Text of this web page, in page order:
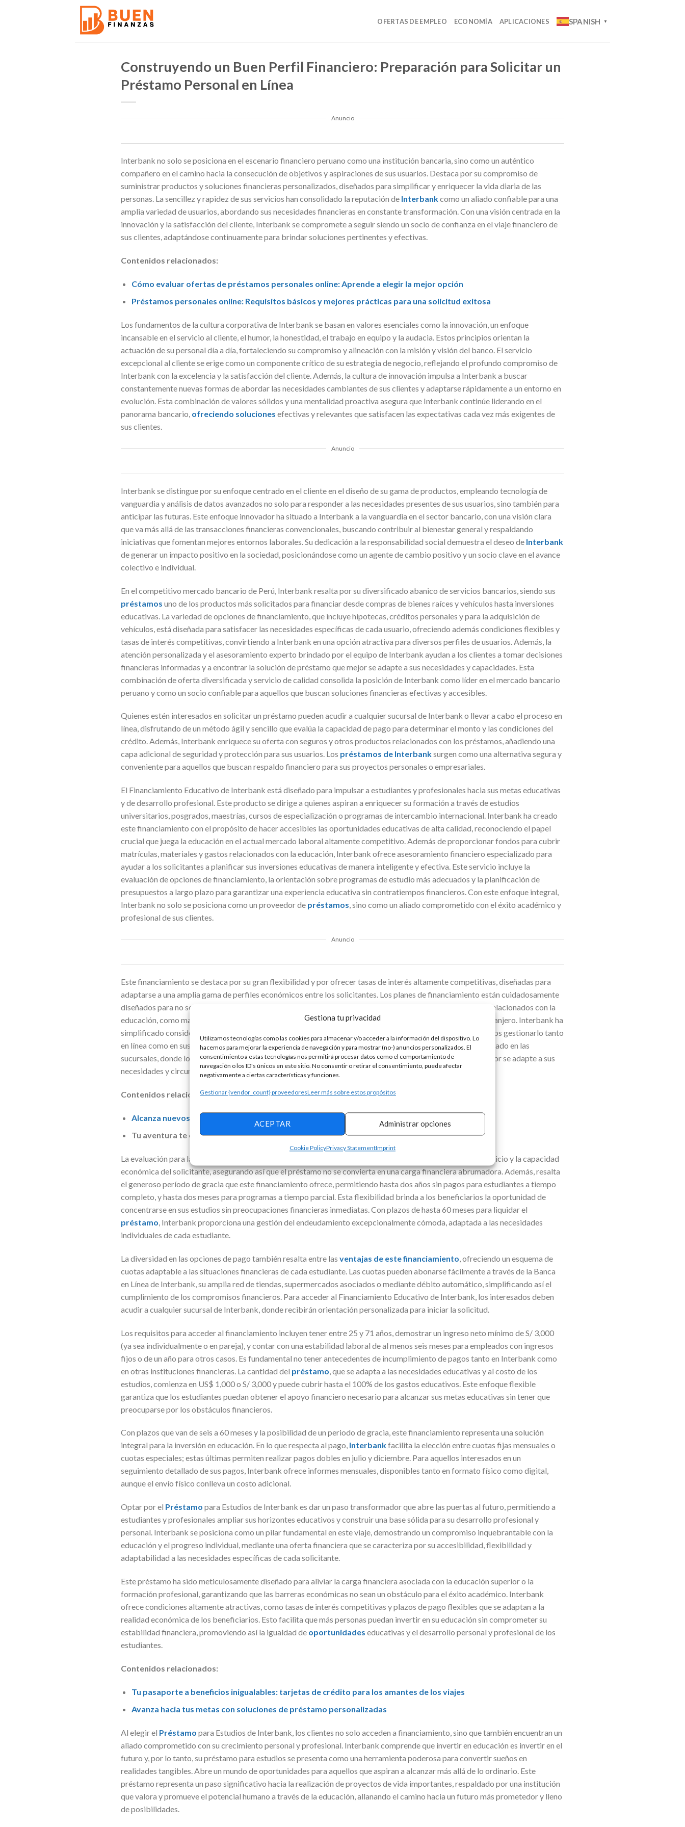
Gestiona tu privacidad
Utilizamos tecnologías como las cookies para almacenar y/o acceder a la información del dispositivo. Lo
hacemos para mejorar la experiencia de navegación y para mostrar (no-) anuncios personalizados. El
consentimiento a estas tecnologías nos permitirá procesar datos como el comportamiento de
navegación o los ID's únicos en este sitio. No consentir o retirar el consentimiento, puede afectar
negativamente a ciertas características y funciones.
Gestionar {vendor_count} proveedoresLeer más sobre estos propósitos
ACEPTAR Administrar opciones
Cookie PolicyPrivacy StatementImprint
OFERTAS DE EMPLEO ECONOMÍA APLICACIONES SPANISH ▼
Construyendo un Buen Perfil Financiero: Preparación para Solicitar un
Préstamo Personal en Línea
Anuncio
Interbank no solo se posiciona en el escenario financiero peruano como una institución bancaria, sino como un auténtico
compañero en el camino hacia la consecución de objetivos y aspiraciones de sus usuarios. Destaca por su compromiso de
suministrar productos y soluciones financieras personalizados, diseñados para simplificar y enriquecer la vida diaria de las
personas. La sencillez y rapidez de sus servicios han consolidado la reputación de Interbankcomo un aliado confiable para una
amplia variedad de usuarios, abordando sus necesidades financieras en constante transformación. Con una visión centrada en la
innovación y la satisfacción del cliente, Interbank se compromete a seguir siendo un socio de confianza en el viaje financiero de
sus clientes, adaptándose continuamente para brindar soluciones pertinentes y efectivas.
Contenidos relacionados:
Cómo evaluar ofertas de préstamos personales online: Aprende a elegir la mejor opción
Préstamos personales online: Requisitos básicos y mejores prácticas para una solicitud exitosa
Los fundamentos de la cultura corporativa de Interbank se basan en valores esenciales como la innovación, un enfoque
incansable en el servicio al cliente, el humor, la honestidad, el trabajo en equipo y la audacia. Estos principios orientan la
actuación de su personal día a día, fortaleciendo su compromiso y alineación con la misión y visión del banco. El servicio
excepcional al cliente se erige como un componente crítico de su estrategia de negocio, reflejando el profundo compromiso de
Interbank con la excelencia y la satisfacción del cliente. Además, la cultura de innovación impulsa a Interbank a buscar
constantemente nuevas formas de abordar las necesidades cambiantes de sus clientes y adaptarse rápidamente a un entorno en
evolución. Esta combinación de valores sólidos y una mentalidad proactiva asegura que Interbank continúe liderando en el
panorama bancario, ofreciendo soluciones efectivas y relevantes que satisfacen las expectativas cada vez más exigentes de
sus clientes.
Anuncio
Interbank se distingue por su enfoque centrado en el cliente en el diseño de su gama de productos, empleando tecnología de
vanguardia y análisis de datos avanzados no solo para responder a las necesidades presentes de sus usuarios, sino también para
anticipar las futuras. Este enfoque innovador ha situado a Interbank a la vanguardia en el sector bancario, con una visión clara
que va más allá de las transacciones financieras convencionales, buscando contribuir al bienestar general y respaldando
iniciativas que fomentan mejores entornos laborales. Su dedicación a la responsabilidad social demuestra el deseo de Interbank
de generar un impacto positivo en la sociedad, posicionándose como un agente de cambio positivo y un socio clave en el avance
colectivo e individual.
En el competitivo mercado bancario de Perú, Interbank resalta por su diversificado abanico de servicios bancarios, siendo sus
préstamos uno de los productos más solicitados para financiar desde compras de bienes raíces y vehículos hasta inversiones
educativas. La variedad de opciones de financiamiento, que incluye hipotecas, créditos personales y para la adquisición de
vehículos, está diseñada para satisfacer las necesidades específicas de cada usuario, ofreciendo además condiciones flexibles y
tasas de interés competitivas, convirtiendo a Interbank en una opción atractiva para diversos perfiles de usuarios. Además, la
atención personalizada y el asesoramiento experto brindado por el equipo de Interbank ayudan a los clientes a tomar decisiones
financieras informadas y a encontrar la solución de préstamo que mejor se adapte a sus necesidades y capacidades. Esta
combinación de oferta diversificada y servicio de calidad consolida la posición de Interbank como líder en el mercado bancario
peruano y como un socio confiable para aquellos que buscan soluciones financieras efectivas y accesibles.
Quienes estén interesados en solicitar un préstamo pueden acudir a cualquier sucursal de Interbank o llevar a cabo el proceso en
línea, disfrutando de un método ágil y sencillo que evalúa la capacidad de pago para determinar el monto y las condiciones del
crédito. Además, Interbank enriquece su oferta con seguros y otros productos relacionados con los préstamos, añadiendo una
capa adicional de seguridad y protección para sus usuarios. Los préstamos de Interbanksurgen como una alternativa segura y
conveniente para aquellos que buscan respaldo financiero para sus proyectos personales o empresariales.
El Financiamiento Educativo de Interbank está diseñado para impulsar a estudiantes y profesionales hacia sus metas educativas
y de desarrollo profesional. Este producto se dirige a quienes aspiran a enriquecer su formación a través de estudios
universitarios, posgrados, maestrías, cursos de especialización o programas de intercambio internacional. Interbank ha creado
este financiamiento con el propósito de hacer accesibles las oportunidades educativas de alta calidad, reconociendo el papel
crucial que juega la educación en el actual mercado laboral altamente competitivo. Además de proporcionar fondos para cubrir
matrículas, materiales y gastos relacionados con la educación, Interbank ofrece asesoramiento financiero especializado para
ayudar a los solicitantes a planificar sus inversiones educativas de manera inteligente y efectiva. Este servicio incluye la
evaluación de opciones de financiamiento, la orientación sobre programas de estudio más adecuados y la planificación de
presupuestos a largo plazo para garantizar una experiencia educativa sin contratiempos financieros. Con este enfoque integral,
Interbank no solo se posiciona como un proveedor de préstamos, sino como un aliado comprometido con el éxito académico y
profesional de sus clientes.
Anuncio
Este financiamiento se destaca por su gran flexibilidad y por ofrecer tasas de interés altamente competitivas, diseñadas para
adaptarse a una amplia gama de perfiles económicos entre los solicitantes. Los planes de financiamiento están cuidadosamente
diseñados para no solo cubrir los costos de matrícula y enseñanza, sino también para abarcar otros gastos relacionados con la
educación, como materiales, alojamiento y manutención, especialmente para aquellos que estudian en el extranjero. Interbank ha
simplificado considerablemente el proceso de solicitud de este
, permitiendo a los interesados gestionarlo tanto
en línea como en sus sucursales físicas. Además, se ofrece un servicio de asesoramiento altamente personalizado en las
sucursales, donde los solicitantes pueden recibir orientación experta para elegir la opción financiera que mejor se adapte a sus
necesidades y circunstancias específicas.
Contenidos relacionados:
Alcanza nuevos horizontes con préstamos personales hechos para avanzar
Tu aventura te espera: tarjetas de crédito con beneficios para explorar el mundo
La evaluación para la concesión del financiamiento se basa en diversos factores, incluyendo el historial crediticio y la capacidad
económica del solicitante, asegurando así que el préstamo no se convierta en una carga financiera abrumadora. Además, resalta
el generoso período de gracia que este financiamiento ofrece, permitiendo hasta dos años sin pagos para estudiantes a tiempo
completo, y hasta dos meses para programas a tiempo parcial. Esta flexibilidad brinda a los beneficiarios la oportunidad de
concentrarse en sus estudios sin preocupaciones financieras inmediatas. Con plazos de hasta 60 meses para liquidar el
préstamo, Interbank proporciona una gestión del endeudamiento excepcionalmente cómoda, adaptada a las necesidades
individuales de cada estudiante.
La diversidad en las opciones de pago también resalta entre las ventajas de este financiamiento , ofreciendo un esquema de
cuotas adaptable a las situaciones financieras de cada estudiante. Las cuotas pueden abonarse fácilmente a través de la Banca
en Línea de Interbank, su amplia red de tiendas, supermercados asociados o mediante débito automático, simplificando así el
cumplimiento de los compromisos financieros. Para acceder al Financiamiento Educativo de Interbank, los interesados deben
acudir a cualquier sucursal de Interbank, donde recibirán orientación personalizada para iniciar la solicitud.
Los requisitos para acceder al financiamiento incluyen tener entre 25 y 71 años, demostrar un ingreso neto mínimo de S/ 3,000
(ya sea individualmente o en pareja), y contar con una estabilidad laboral de al menos seis meses para empleados con ingresos
fijos o de un año para otros casos. Es fundamental no tener antecedentes de incumplimiento de pagos tanto en Interbank como
en otras instituciones financieras. La cantidad del préstamo , que se adapta a las necesidades educativas y al costo de los
estudios, comienza en US$ 1,000 o S/ 3,000 y puede cubrir hasta el 100% de los gastos educativos. Este enfoque flexible
garantiza que los estudiantes puedan obtener el apoyo financiero necesario para alcanzar sus metas educativas sin tener que
preocuparse por los obstáculos financieros.
Con plazos que van de seis a 60 meses y la posibilidad de un periodo de gracia, este financiamiento representa una solución
integral para la inversión en educación. En lo que respecta al pago, Interbankfacilita la elección entre cuotas fijas mensuales o
cuotas especiales; estas últimas permiten realizar pagos dobles en julio y diciembre. Para aquellos interesados en un
seguimiento detallado de sus pagos, Interbank ofrece informes mensuales, disponibles tanto en formato físico como digital,
aunque el envío físico conlleva un costo adicional.
Optar por el Préstamo para Estudios de Interbank es dar un paso transformador que abre las puertas al futuro, permitiendo a
estudiantes y profesionales ampliar sus horizontes educativos y construir una base sólida para su desarrollo profesional y
personal. Interbank se posiciona como un pilar fundamental en este viaje, demostrando un compromiso inquebrantable con la
educación y el progreso individual, mediante una oferta financiera que se caracteriza por su accesibilidad, flexibilidad y
adaptabilidad a las necesidades específicas de cada solicitante.
Este préstamo ha sido meticulosamente diseñado para aliviar la carga financiera asociada con la educación superior o la
formación profesional, garantizando que las barreras económicas no sean un obstáculo para el éxito académico. Interbank
ofrece condiciones altamente atractivas, como tasas de interés competitivas y plazos de pago flexibles que se adaptan a la
realidad económica de los beneficiarios. Esto facilita que más personas puedan invertir en su educación sin comprometer su
estabilidad financiera, promoviendo así la igualdad de oportunidades educativas y el desarrollo personal y profesional de los
estudiantes.
Contenidos relacionados:
Tu pasaporte a beneficios inigualables: tarjetas de crédito para los amantes de los viajes
Avanza hacia tus metas con soluciones de préstamo personalizadas
Al elegir el Préstamo para Estudios de Interbank, los clientes no solo acceden a financiamiento, sino que también encuentran un
aliado comprometido con su crecimiento personal y profesional. Interbank comprende que invertir en educación es invertir en el
futuro y, por lo tanto, su préstamo para estudios se presenta como una herramienta poderosa para convertir sueños en
realidades tangibles. Abre un mundo de oportunidades para aquellos que aspiran a alcanzar más allá de lo ordinario. Este
préstamo representa un paso significativo hacia la realización de proyectos de vida importantes, respaldado por una institución
que valora y promueve el potencial humano a través de la educación, allanando el camino hacia un futuro más prometedor y lleno
de posibilidades.